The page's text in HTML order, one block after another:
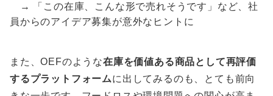
→ 「この在庫、こんな形で売れそうです」など、社
員からのアイデア募集が意外なヒントに
また、OEFのような在庫を価値ある商品として再評価
するプラットフォームに出してみるのも、とても前向